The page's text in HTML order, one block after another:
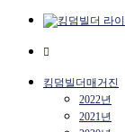
킹덤빌더매거진
2022년
2021년